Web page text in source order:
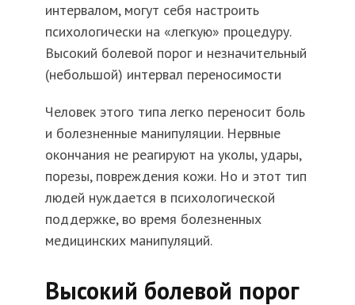
интервалом, могут себя настроить
психологически на «легкую» процедуру.
Высокий болевой порог и незначительный
(небольшой) интервал переносимости
Человек этого типа легко переносит боль
и болезненные манипуляции. Нервные
окончания не реагируют на уколы, удары,
порезы, повреждения кожи. Но и этот тип
людей нуждается в психологической
поддержке, во время болезненных
медицинских манипуляций.
Высокий болевой порог